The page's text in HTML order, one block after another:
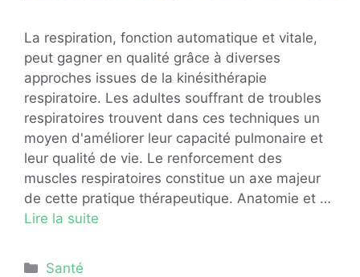
La respiration, fonction automatique et vitale,
peut gagner en qualité grâce à diverses
approches issues de la kinésithérapie
respiratoire. Les adultes souffrant de troubles
respiratoires trouvent dans ces techniques un
moyen d'améliorer leur capacité pulmonaire et
leur qualité de vie. Le renforcement des
muscles respiratoires constitue un axe majeur
de cette pratique thérapeutique. Anatomie et …
Lire la suite
Catégories
Santé